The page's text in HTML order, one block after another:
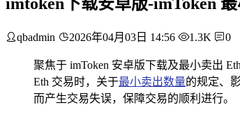
qbadmin 2026年04月03日 14:56 1.3K 0
聚焦于 imToken 安卓版下载及最小卖出
Eth 交易时，关于最小卖出数量的规定、
而产生交易失误，保障交易的顺利进行。